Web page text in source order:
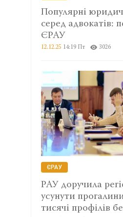
Популярні
серед адвокатів:
ЄРАУ
12.12.25 14:19 Пт 3026
ЄРАУ
РАУ доручила
усунути
тисячі профілів